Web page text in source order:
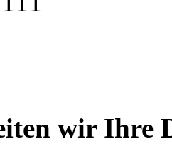
wir Ihre